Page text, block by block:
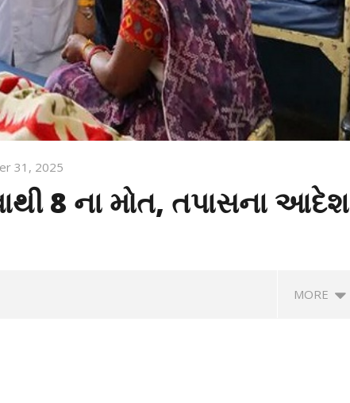
31, 2025
8 ના મોત, તપાસના આદેશ
MORE